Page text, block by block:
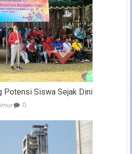
Potensi Siswa Sejak Dini
0